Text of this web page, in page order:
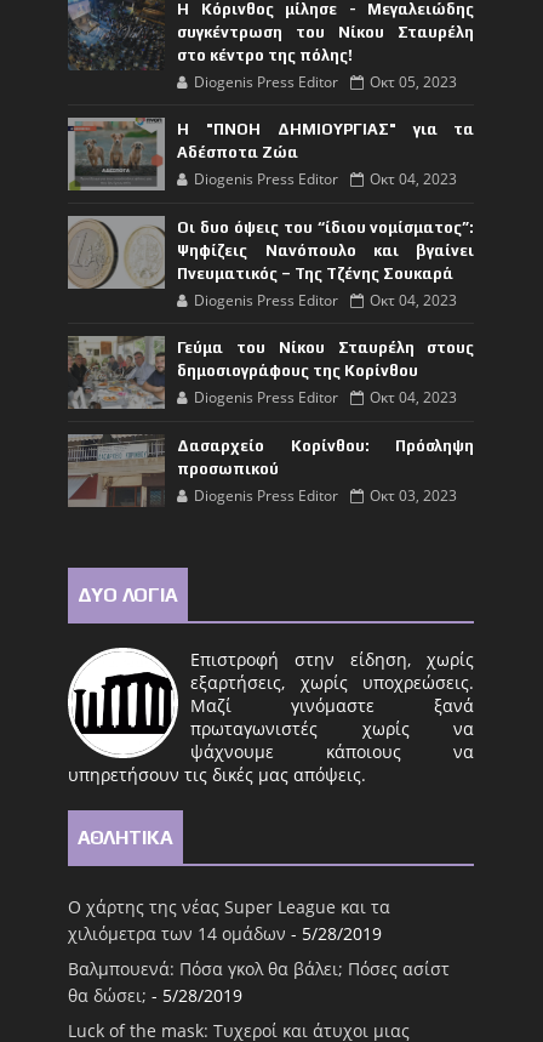
Η Κόρινθος μίλησε - Μεγαλειώδης
συγκέντρωση του Νίκου Σταυρέλη
στο κέντρο της πόλης!
Diogenis Press Editor Οκτ 05, 2023
Η "ΠΝΟΗ ΔΗΜΙΟΥΡΓΙΑΣ" για τα
Αδέσποτα Ζώα
Diogenis Press Editor Οκτ 04, 2023
Οι δυο όψεις του “ίδιου νομίσματος”:
Ψηφίζεις Νανόπουλο και βγαίνει
Πνευματικός – Της Τζένης Σουκαρά
Diogenis Press Editor Οκτ 04, 2023
Γεύμα του Νίκου Σταυρέλη στους
δημοσιογράφους της Κορίνθου
Diogenis Press Editor Οκτ 04, 2023
Δασαρχείο Κορίνθου: Πρόσληψη
προσωπικού
Diogenis Press Editor Οκτ 03, 2023
ΔΥΟ ΛΟΓΙΑ
Επιστροφή στην είδηση, χωρίς
εξαρτήσεις, χωρίς υποχρεώσεις.
Μαζί γινόμαστε ξανά
πρωταγωνιστές χωρίς να
ψάχνουμε κάποιους να
υπηρετήσουν τις δικές μας απόψεις.
ΑΘΛΗΤΙΚΑ
Ο χάρτης της νέας Super League και τα
χιλιόμετρα των 14 ομάδων - 5/28/2019
Βαλμπουενά: Πόσα γκολ θα βάλει; Πόσες ασίστ
θα δώσει; - 5/28/2019
Luck of the mask: Τυχεροί και άτυχοι μιας